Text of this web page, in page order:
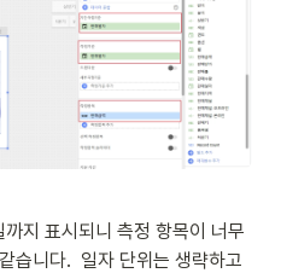
지 표시되니 측정 항목이 너무
습니다.  일자 단위는 생략하고